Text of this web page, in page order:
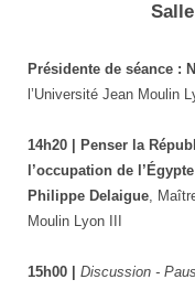
Présidente de séance :
l’Université Jean Moulin
14h20 | Penser la
l’occupation de
Philippe Delaigue,
Moulin Lyon III
15h00 | Discussion -